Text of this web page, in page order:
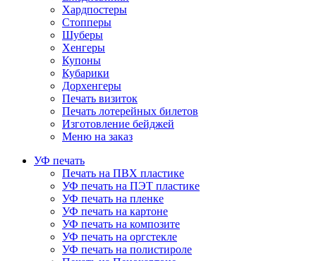
Хардпостеры
Стопперы
Шуберы
Хенгеры
Купоны
Кубарики
Дорхенгеры
Печать визиток
Печать лотерейных билетов
Изготовление бейджей
Меню на заказ
УФ печать
Печать на ПВХ пластике
УФ печать на ПЭТ пластике
УФ печать на пленке
УФ печать на картоне
УФ печать на композите
УФ печать на оргстекле
УФ печать на полистироле